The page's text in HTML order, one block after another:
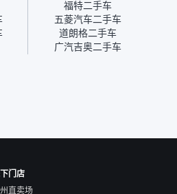
福特二手车
五菱汽车二手车
道朗格二手车
广汽吉奥二手车
门店
直卖场